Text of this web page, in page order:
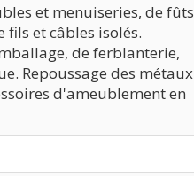
et menuiseries, de fûts
et câbles isolés.
de ferblanterie,
Repoussage des métaux
d'ameublement en